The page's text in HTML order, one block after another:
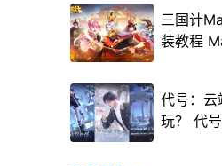
三国计
装教程
代号：云
玩？ 代